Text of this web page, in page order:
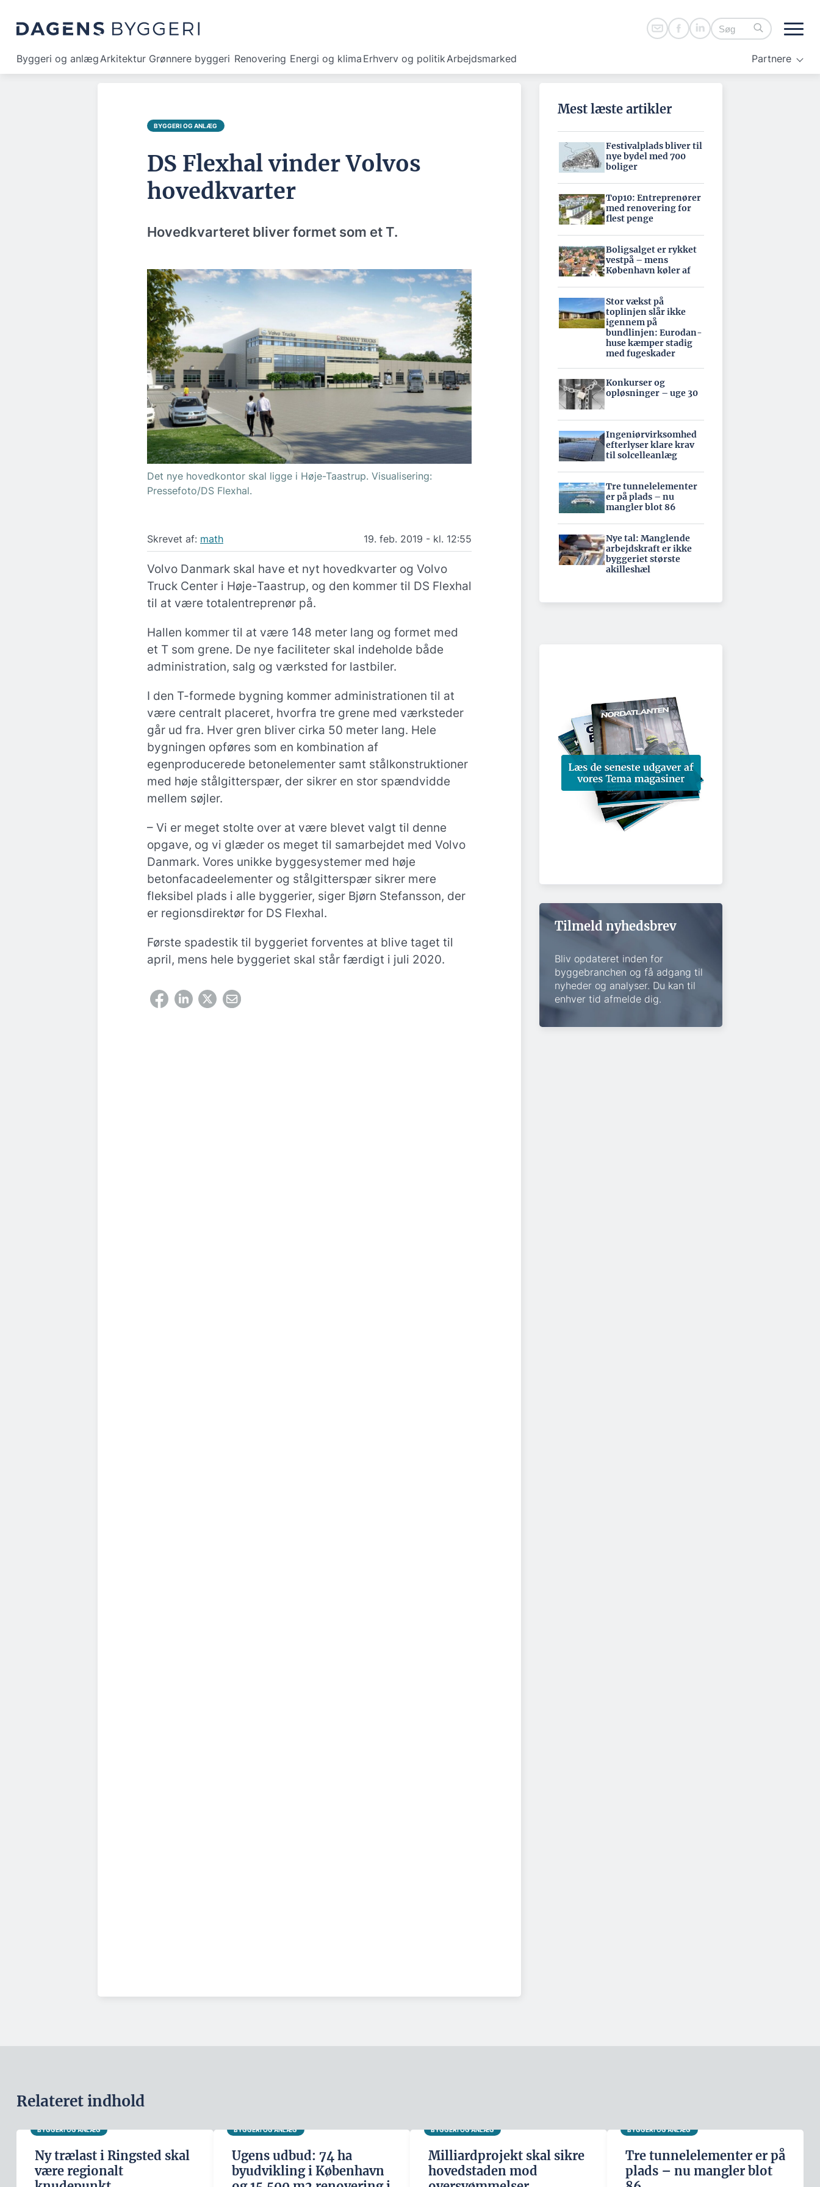
Byggeri og anlægArkitektur Grønnere byggeri Renovering Energi og klima Erhverv og politikArbejdsmarked Partnere
BYGGERI OG ANLÆG
DS Flexhal vinder Volvos
hovedkvarter
Hovedkvarteret bliver formet som et T.
Det nye hovedkontor skal ligge i Høje-Taastrup. Visualisering:
Pressefoto/DS Flexhal.
Skrevet af: math 19. feb. 2019 - kl. 12:55
Volvo Danmark skal have et nyt hovedkvarter og Volvo
Truck Center i Høje-Taastrup, og den kommer til DS Flexhal
til at være totalentreprenør på.
Hallen kommer til at være 148 meter lang og formet med
et T som grene. De nye faciliteter skal indeholde både
administration, salg og værksted for lastbiler.
I den T-formede bygning kommer administrationen til at
være centralt placeret, hvorfra tre grene med værksteder
går ud fra. Hver gren bliver cirka 50 meter lang. Hele
bygningen opføres som en kombination af
egenproducerede betonelementer samt stålkonstruktioner
med høje stålgitterspær, der sikrer en stor spændvidde
mellem søjler.
– Vi er meget stolte over at være blevet valgt til denne
opgave, og vi glæder os meget til samarbejdet med Volvo
Danmark. Vores unikke byggesystemer med høje
betonfacadeelementer og stålgitterspær sikrer mere
fleksibel plads i alle byggerier, siger Bjørn Stefansson, der
er regionsdirektør for DS Flexhal.
Første spadestik til byggeriet forventes at blive taget til
april, mens hele byggeriet skal står færdigt i juli 2020.
Mest læste artikler
Festivalplads bliver til
nye bydel med 700
boliger
Top10: Entreprenører
med renovering for
flest penge
Boligsalget er rykket
vestpå – mens
København køler af
Stor vækst på
toplinjen slår ikke
igennem på
bundlinjen: Eurodan-
huse kæmper stadig
med fugeskader
Konkurser og
opløsninger – uge 30
Ingeniørvirksomhed
efterlyser klare krav
til solcelleanlæg
Tre tunnelelementer
er på plads – nu
mangler blot 86
Nye tal: Manglende
arbejdskraft er ikke
byggeriet største
akilleshæl
Tilmeld nyhedsbrev
Bliv opdateret inden for
byggebranchen og få adgang til
nyheder og analyser. Du kan til
enhver tid afmelde dig.
Relateret indhold
BYGGERI OG ANLÆG
Ny trælast i Ringsted skal
være regionalt
BYGGERI OG ANLÆG
Ugens udbud: 74 ha
byudvikling i København
BYGGERI OG ANLÆG
Milliardprojekt skal sikre
hovedstaden mod
BYGGERI OG ANLÆG
Tre tunnelelementer er på
plads – nu mangler blot